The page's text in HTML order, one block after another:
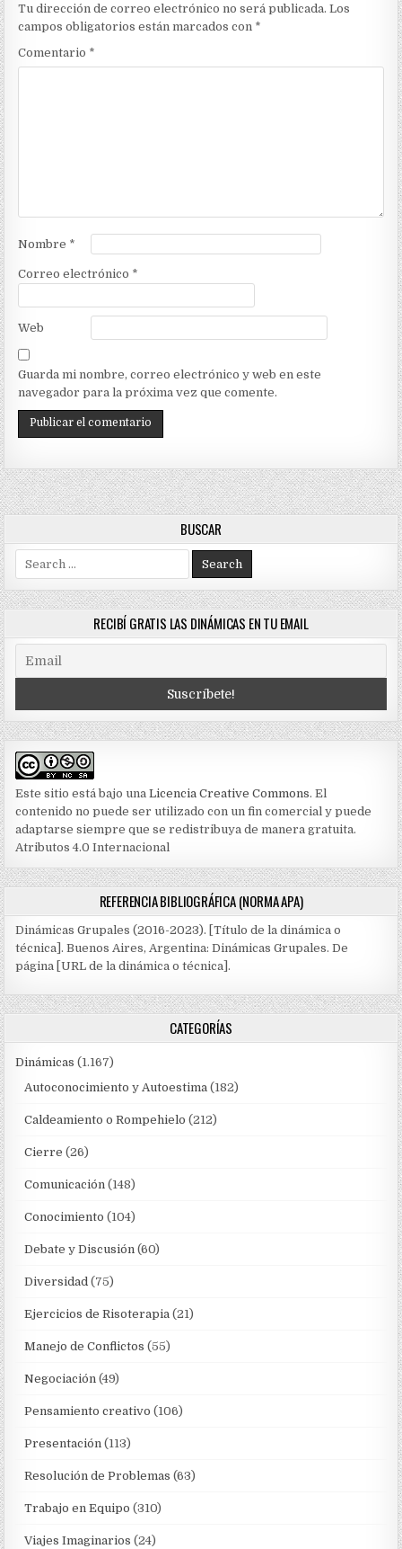
Tu dirección de correo electrónico no será publicada. Los
campos obligatorios están marcados con *
Comentario *
Nombre *
Correo electrónico *
Web
Guarda mi nombre, correo electrónico y web en este
navegador para la próxima vez que comente.
BUSCAR
for:
RECIBÍ GRATIS LAS DINÁMICAS EN TU EMAIL
Este sitio está bajo unaLicencia Creative Commons. El
contenido no puede ser utilizado con un fin comercial y puede
adaptarse siempre que se redistribuya de manera gratuita.
Atributos 4.0 Internacional
REFERENCIA BIBLIOGRÁFICA (NORMA APA)
Dinámicas Grupales (2016-2023). [Título de la dinámica o
técnica]. Buenos Aires, Argentina: Dinámicas Grupales. De
página [URL de la dinámica o técnica].
CATEGORÍAS
Dinámicas (1.167)
Autoconocimiento y Autoestima (182)
Caldeamiento o Rompehielo (212)
Cierre (26)
Comunicación (148)
Conocimiento (104)
Debate y Discusión (60)
Diversidad (75)
Ejercicios de Risoterapia (21)
Manejo de Conflictos (55)
Negociación (49)
Pensamiento creativo (106)
Presentación (113)
Resolución de Problemas (63)
Trabajo en Equipo (310)
Viajes Imaginarios (24)